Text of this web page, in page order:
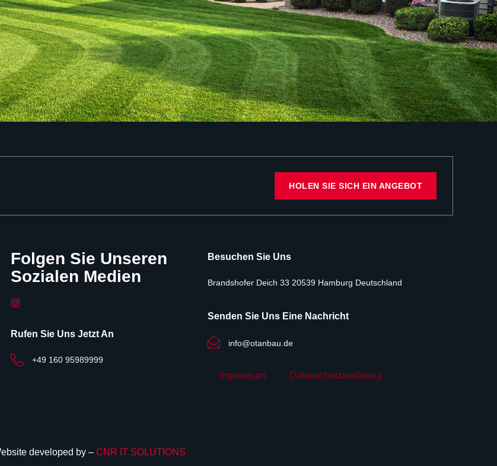
HOLEN SIE SICH EIN ANGEBOT
Folgen Sie Unseren
Sozialen Medien
Rufen Sie Uns Jetzt An
+49 160 95989999
Besuchen Sie Uns
Brandshofer Deich 33 20539 Hamburg Deutschland
Senden Sie Uns Eine Nachricht
info@otanbau.de
Impressum Datenschutzerklärung
developed by – CNR IT SOLUTIONS